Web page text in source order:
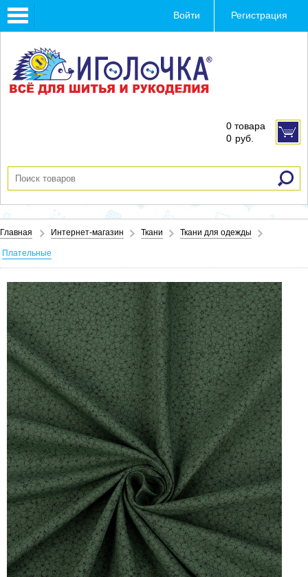
Toggle
navigation
Войти Регистрация
0 товара
0 руб.
Главная Интернет-магазин Ткани Ткани для одежды
Плательные